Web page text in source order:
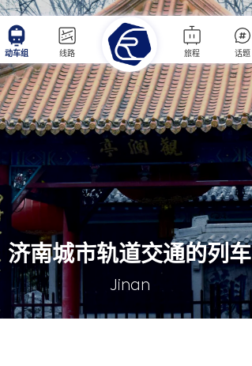
动车组 线路 旅程 话题
济南城市轨道交通的列车
Jinan